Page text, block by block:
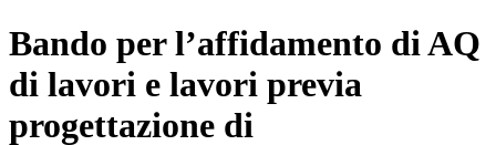
Bando per l’affidamento di AQ
di lavori e lavori previa
progettazione di